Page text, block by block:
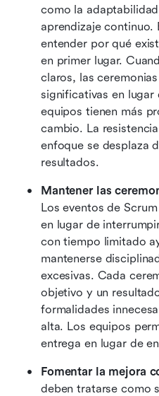
como la
aprendizaje continuo.
entender por qué
en primer lugar.
claros, las
significativas en
equipos tienen más
cambio. La
enfoque se desplaza
resultados.
Mantener las
Los eventos de
en lugar de
con tiempo limitado
mantenerse
excesivas. Cada
objetivo y un
formalidades
alta. Los equipos
entrega en lugar de
Fomentar la mejora
deben tratarse como